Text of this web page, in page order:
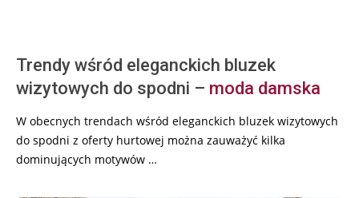
Trendy wśród eleganckich bluzek
wizytowych do spodni – moda damska
W obecnych trendach wśród eleganckich bluzek wizytowych
do spodni z oferty hurtowej można zauważyć kilka
dominujących motywów …